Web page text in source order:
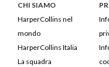
CHI SIAMO
HarperCollins nel
mondo
HarperCollins Italia
La squadra